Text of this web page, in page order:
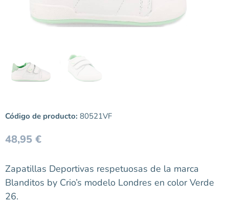
Código de producto: 80521VF
48,95 €
Zapatillas Deportivas respetuosas de la marca
Blanditos by Crio’s modelo Londres en color Verde
26.